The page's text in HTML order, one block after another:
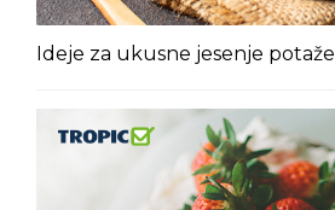
Ideje za ukusne jesenje potaže